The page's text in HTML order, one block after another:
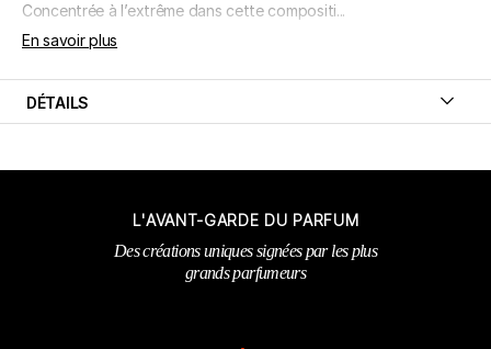
Concentrée à l’extrême dans cette compositi...
En savoir plus
DÉTAILS
L'AVANT-GARDE DU PARFUM
Des créations uniques signées par les plus
grands parfumeurs